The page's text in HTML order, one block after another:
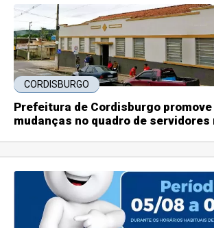
CORDISBURGO
Prefeitura de Cordisburgo promove
mudanças no quadro de servidores